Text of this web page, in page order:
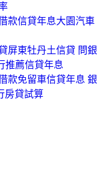
款信貸年息大園汽車
屏東牡丹土信貸 問銀
推薦信貸年息
款免留車信貸年息 銀
房貸試算